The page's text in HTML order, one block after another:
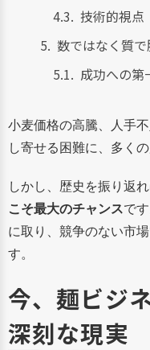
技術的視点
数ではなく質
成功への第
小麦価格の高騰、人手
し寄せる困難に、多く
しかし、歴史を振り返
こそ最大のチャンスで
に取り、競争のない市
す。
今、麺ビジ
深刻な現実